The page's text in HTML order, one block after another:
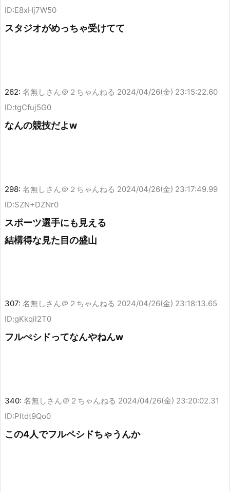
ID:E8xHj7W50
スタジオがめっちゃ受けてて
262: 名無しさん＠２ちゃんねる 2024/04/26(金) 23:15:22.60
ID:tgCfuj5G0
なんの競技だよw
298: 名無しさん＠２ちゃんねる 2024/04/26(金) 23:17:49.99
ID:SZN+DZNr0
スポーツ選手にも見える
結構得な見た目の盛山
307: 名無しさん＠２ちゃんねる 2024/04/26(金) 23:18:13.65
ID:gKkqil2T0
フルぺシドってなんやねんw
340: 名無しさん＠２ちゃんねる 2024/04/26(金) 23:20:02.31
ID:Pltdt9Qo0
この4人でフルペシドちゃうんか